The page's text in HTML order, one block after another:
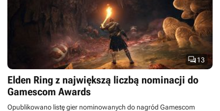
13
Elden Ring z największą liczbą nominacji do
Gamescom Awards
Opublikowano listę gier nominowanych do nagród Gamescom